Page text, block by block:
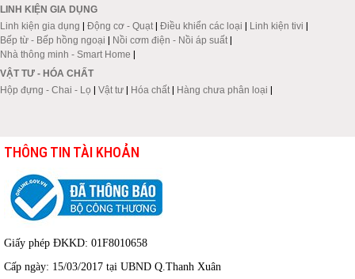
LINH KIỆN GIA DỤNG
Linh kiện gia dụng | Động cơ - Quạt | Điều khiển các loại | Linh kiện tivi |
Bếp từ - Bếp hồng ngoại | Nồi cơm điện - Nồi áp suất |
Nhà thông minh - Smart Home |
VẬT TƯ - HÓA CHẤT
Hộp đựng - Chai - Lọ | Vật tư | Hóa chất | Hàng chưa phân loại |
THÔNG TIN TÀI KHOẢN
Giấy phép ĐKKD: 01F8010658
Cấp ngày: 15/03/2017 tại UBND Q.Thanh Xuân